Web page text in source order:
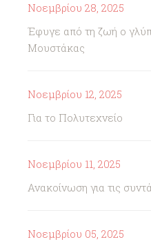
Νοεμβρίου 28, 2025
Έφυγε από τη ζωή ο
Μουστάκας
Νοεμβρίου 12, 2025
Για το Πολυτεχνείο
Νοεμβρίου 11, 2025
Ανακοίνωση για τις
Νοεμβρίου 05, 2025